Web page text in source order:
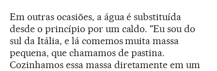
Em outras ocasiões, a água é substituída
desde o princípio por um caldo. "Eu sou do
sul da Itália, e lá comemos muita massa
pequena, que chamamos de pastina.
Cozinhamos essa massa diretamente em um